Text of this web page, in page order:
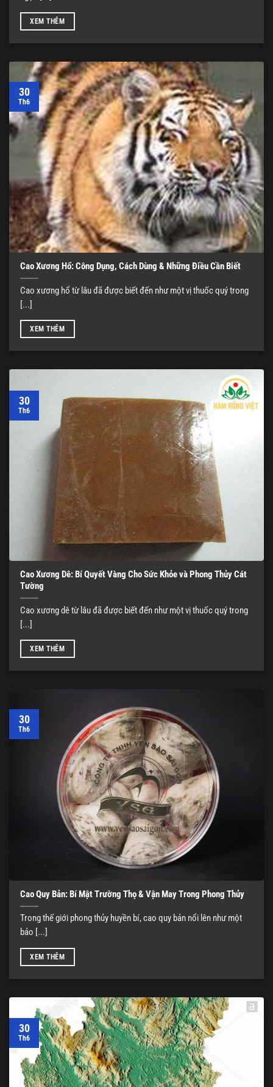
XEM THÊM
Cao Xương Hổ: Công Dụng, Cách Dùng & Những Điều Cần Biết
Cao xương hổ từ lâu đã được biết đến như một vị thuốc quý trong
[...]
XEM THÊM
30
Th6
Cao Xương Dê: Bí Quyết Vàng Cho Sức Khỏe và Phong Thủy Cát
Tường
Cao xương dê từ lâu đã được biết đến như một vị thuốc quý trong
[...]
XEM THÊM
30
Th6
Cao Quy Bản: Bí Mật Trường Thọ & Vận May Trong Phong Thủy
Trong thế giới phong thủy huyền bí, cao quy bản nổi lên như một
bảo [...]
XEM THÊM
30
Th6
30
Th6